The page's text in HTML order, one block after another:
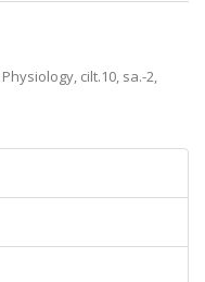
cilt.10, sa.-2,